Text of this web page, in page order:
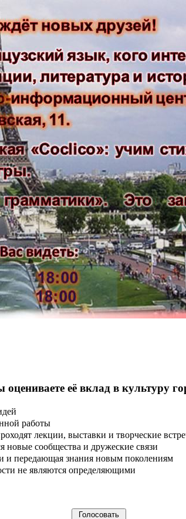
её вклад в культуру
работы
лекции, выставки и творческие
новые сообщества и дружеские связи
и передающая знания новым поколениям
не являются определяющими